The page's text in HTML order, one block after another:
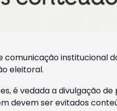
comunicação
eleitoral.
é vedada a divulgação
devem ser evitados